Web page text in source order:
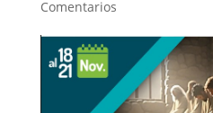
Comentarios